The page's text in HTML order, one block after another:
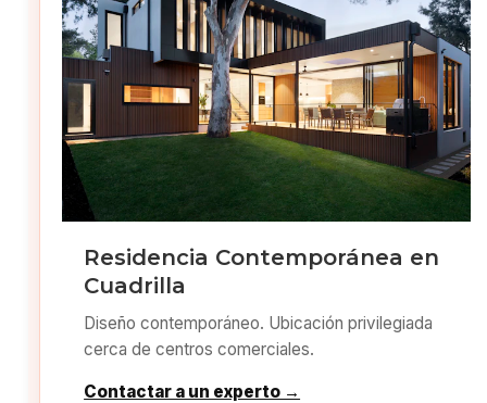
Residencia Contemporánea en
Cuadrilla
Diseño contemporáneo. Ubicación privilegiada
cerca de centros comerciales.
Contactar a un experto →